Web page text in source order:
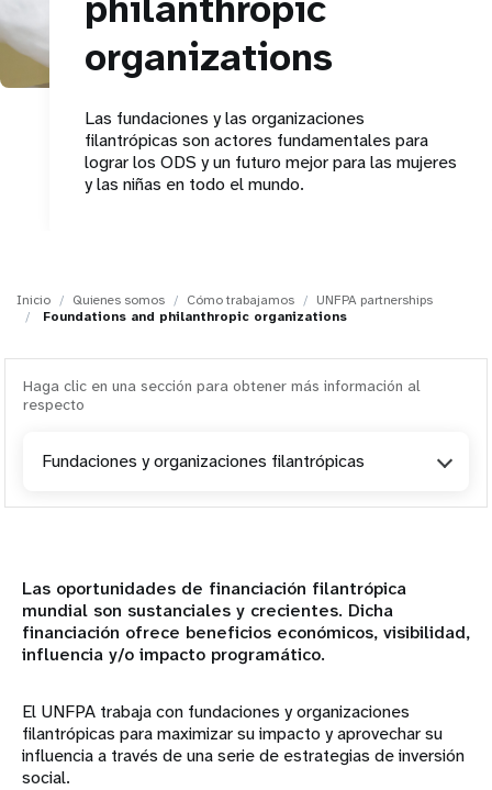
t
i
organizations
Las fundaciones y las organizaciones
filantrópicas son actores fundamentales para
lograr los ODS y un futuro mejor para las mujeres
y las niñas en todo el mundo.
Inicio Quienes somos Cómo trabajamos
UNFPA partnerships
Foundations and philanthropic organizations
Haga clic en una sección para obtener más información al
respecto
Fundaciones y organizaciones filantrópicas
Asociados institucionales
Asociados gubernamentales
Las oportunidades de financiación filantrópica
mundial son sustanciales y crecientes. Dicha
financiación ofrece beneficios económicos, visibilidad,
influencia y/o impacto programático.
El UNFPA trabaja con fundaciones y organizaciones
filantrópicas para maximizar su impacto y aprovechar su
influencia a través de una serie de estrategias de inversión
social.